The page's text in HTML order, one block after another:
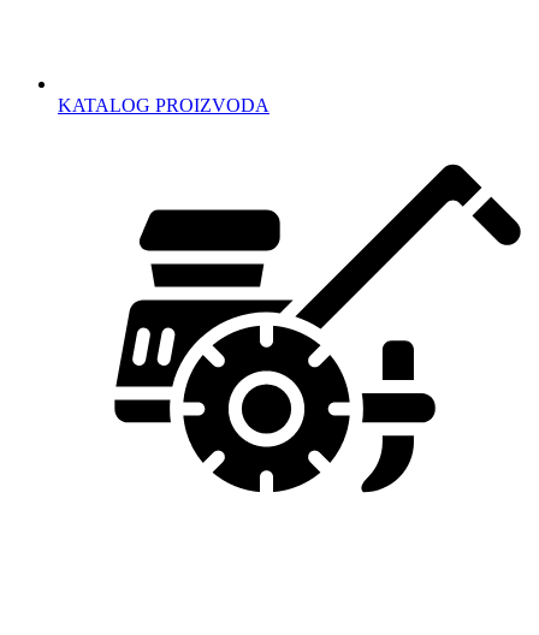
KATALOG PROIZVODA